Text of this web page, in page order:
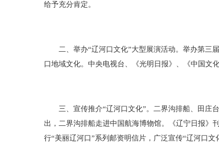
给予充分肯定。
二、举办“辽河口文化”大型展演活动。举办第三届
口地域文化。中央电视台、《光明日报》、《中国文
三、宣传推介“辽河口文化”。二界沟排船、田庄台
出，二界沟排船走进中国航海博物馆。《辽宁日报》
行“美丽辽河口”系列邮资明信片，广泛宣传“辽河口文